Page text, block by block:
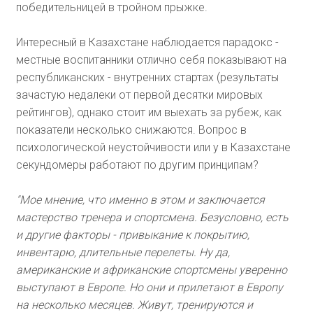
победительницей в тройном прыжке.
Интересный в Казахстане наблюдается парадокс -
местные воспитанники отлично себя показывают на
республиканских - внутренних стартах (результаты
зачастую недалеки от первой десятки мировых
рейтингов), однако стоит им выехать за рубеж, как
показатели несколько снижаются. Вопрос в
психологической неустойчивости или у в Казахстане
секундомеры работают по другим принципам?
"Мое мнение, что именно в этом и заключается
мастерство тренера и спортсмена. Безусловно, есть
и другие факторы - привыкание к покрытию,
инвентарю, длительные перелеты. Ну да,
американские и африканские спортсмены уверенно
выступают в Европе. Но они и прилетают в Европу
на несколько месяцев. Живут, тренируются и